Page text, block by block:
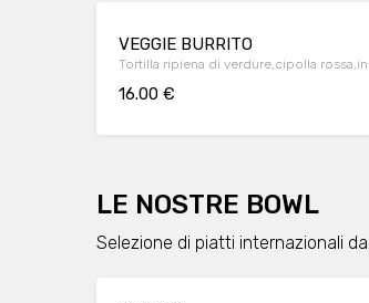
VEGGIE BURRITO
Tortilla ripiena di verdure,cipolla
16.00 €
LE NOSTRE BOWL
Selezione di piatti internazionali